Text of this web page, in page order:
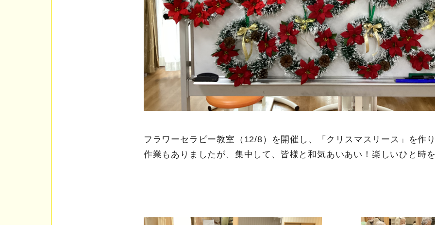
フラワーセラピー教室（12/8）を開催し、「クリスマスリース」を作
作業もありましたが、集中して、皆様と和気あいあい！楽しいひと時